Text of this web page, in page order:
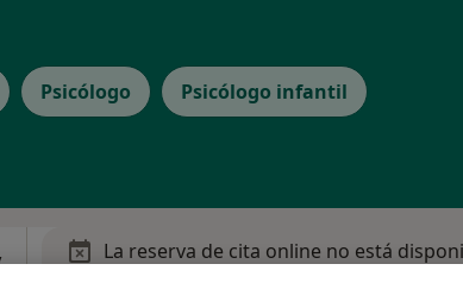
Psicólogo Psicólogo infantil
La reserva de cita online no está